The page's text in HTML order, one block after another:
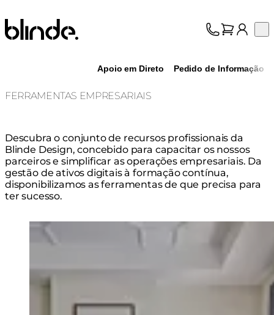
Blinde Design
Apoio em Direto Pedido de Informação
FERRAMENTAS EMPRESARIAIS
Descubra o conjunto de recursos profissionais da
Blinde Design, concebido para capacitar os nossos
parceiros e simplificar as operações empresariais. Da
gestão de ativos digitais à formação contínua,
disponibilizamos as ferramentas de que precisa para
ter sucesso.
Loading image...